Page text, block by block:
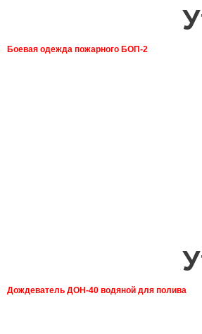
Боевая одежда пожарного БОП-2
Дождеватель ДОН-40 водяной для полива